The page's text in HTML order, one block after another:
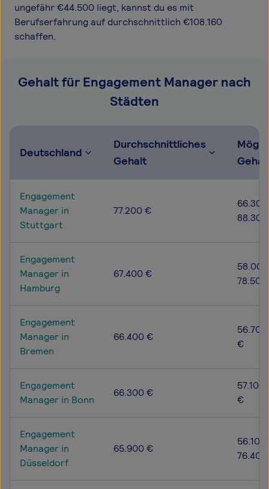
ungefähr €44.500 liegt, kannst du es mit
Berufserfahrung auf durchschnittlich €108.160
schaffen.
Gehalt für Engagement Manager nach
Städten
Deutschland
Durchschnittliches
Gehalt
Engagement
Manager in
Stuttgart
77.200 €
Engagement
Manager in
Hamburg
67.400 €
Engagement
Manager in
Bremen
66.400 €
€
Engagement
Manager in Bonn
66.300 €
€
Engagement
Manager in
Düsseldorf
65.900 €